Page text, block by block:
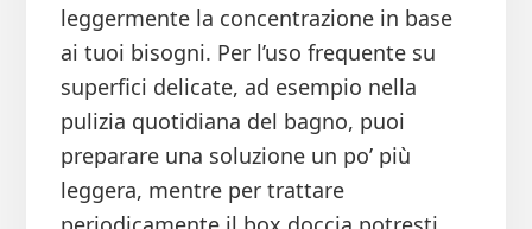
leggermente la concentrazione in base
ai tuoi bisogni. Per l’uso frequente su
superfici delicate, ad esempio nella
pulizia quotidiana del bagno, puoi
preparare una soluzione un po’ più
leggera, mentre per trattare